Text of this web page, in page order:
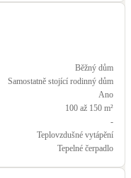
Běžný dům
Samostatně stojící rodinný dům
Ano
100 až 150 m²
-
Teplovzdušné vytápění
Tepelné čerpadlo